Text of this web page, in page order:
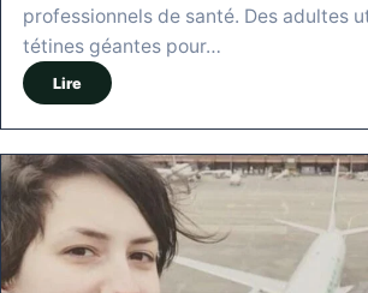
professionnels de santé. Des adultes
tétines géantes pour…
Lire